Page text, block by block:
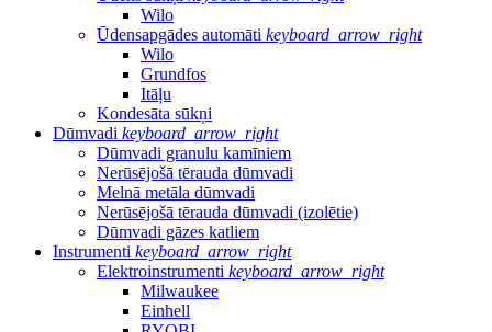
Wilo
Ūdensapgādes automāti keyboard_arrow_right
Wilo
Grundfos
Itāļu
Kondesāta sūkņi
Dūmvadi keyboard_arrow_right
Dūmvadi granulu kamīniem
Nerūsējošā tērauda dūmvadi
Melnā metāla dūmvadi
Nerūsējošā tērauda dūmvadi (izolētie)
Dūmvadi gāzes katliem
Instrumenti keyboard_arrow_right
Elektroinstrumenti keyboard_arrow_right
Milwaukee
Einhell